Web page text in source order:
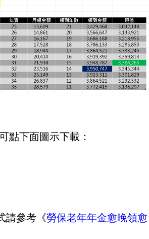
點下面圖示下載：
請參考《勞保老年年金愈晚領愈